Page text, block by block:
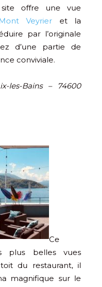
offre une vue
Mont Veyrier et la
par l’originale
d’une partie de
conviviale.
les-Bains – 74600
Ce
plus belles vues
du restaurant, il
magnifique sur le